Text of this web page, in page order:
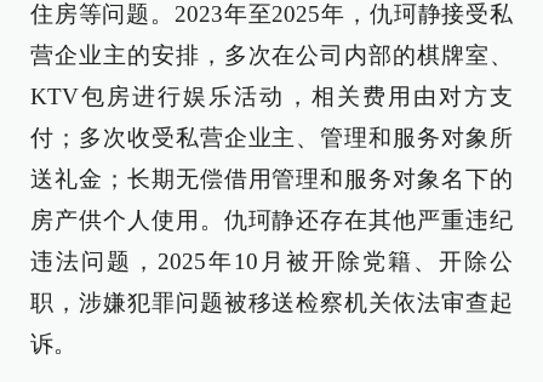
住房等问题。2023年至2025年，仇珂静接受私
营企业主的安排，多次在公司内部的棋牌室、
KTV包房进行娱乐活动，相关费用由对方支
付；多次收受私营企业主、管理和服务对象所
送礼金；长期无偿借用管理和服务对象名下的
房产供个人使用。仇珂静还存在其他严重违纪
违法问题，2025年10月被开除党籍、开除公
职，涉嫌犯罪问题被移送检察机关依法审查起
诉。